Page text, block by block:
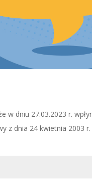
dniu 27.03.2023 r.
z dnia 24 kwietnia 2003